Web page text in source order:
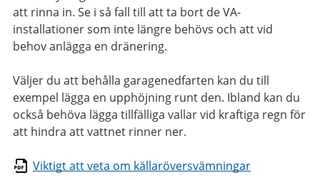
att rinna in. Se i så fall till att ta bort de VA-
installationer som inte längre behövs och att vid
behov anlägga en dränering.
Väljer du att behålla garagenedfarten kan du till
exempel lägga en upphöjning runt den. Ibland kan du
också behöva lägga tillfälliga vallar vid kraftiga regn för
att hindra att vattnet rinner ner.
Viktigt att veta om källaröversvämningar